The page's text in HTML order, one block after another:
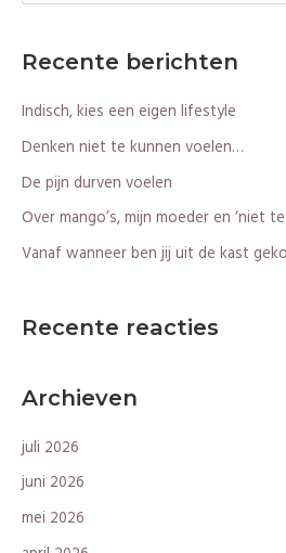
o
k
n
a
Recente berichten
Indisch, kies een eigen lifestyle
Denken niet te kunnen voelen…
De pijn durven voelen
Over mango’s, mijn moeder en ‘niet
Vanaf wanneer ben jij uit de kast
Recente reacties
Archieven
juli 2026
juni 2026
mei 2026